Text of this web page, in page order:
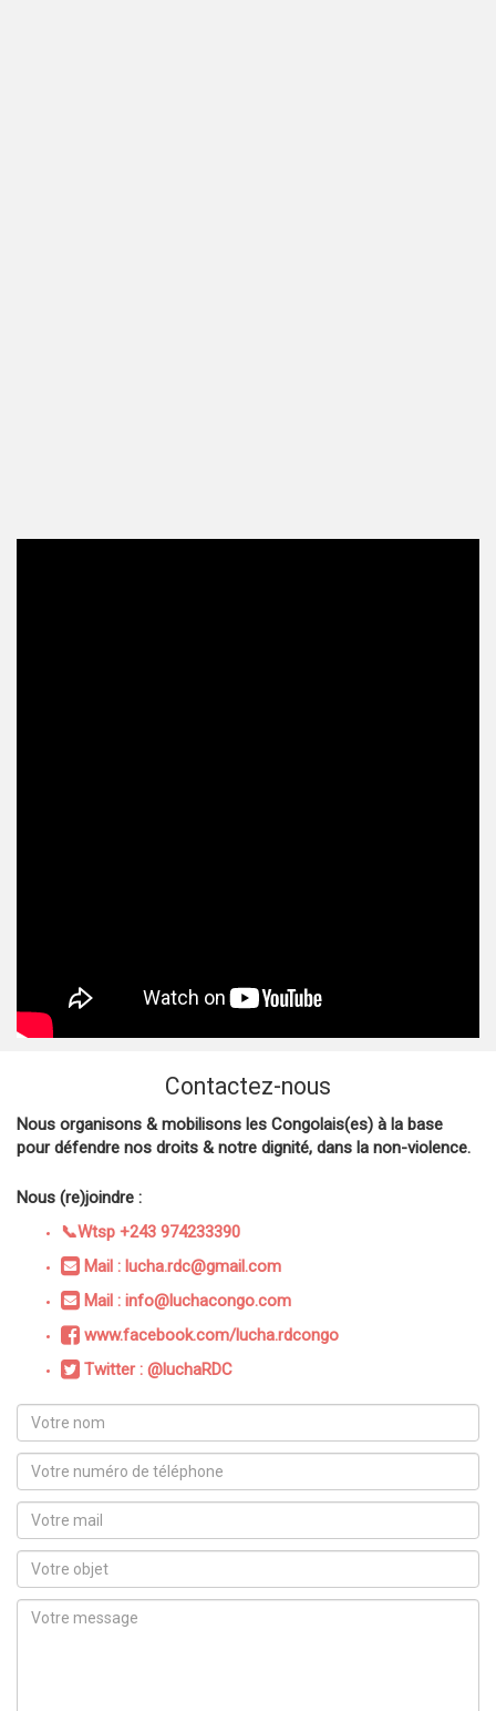
Contactez-nous
Nous organisons & mobilisons les Congolais(es) à la base
pour défendre nos droits & notre dignité, dans la non-violence.
Nous (re)joindre :
📞Wtsp +243 974233390
Mail : lucha.rdc@gmail.com
Mail : info@luchacongo.com
www.facebook.com/lucha.rdcongo
Twitter : @luchaRDC